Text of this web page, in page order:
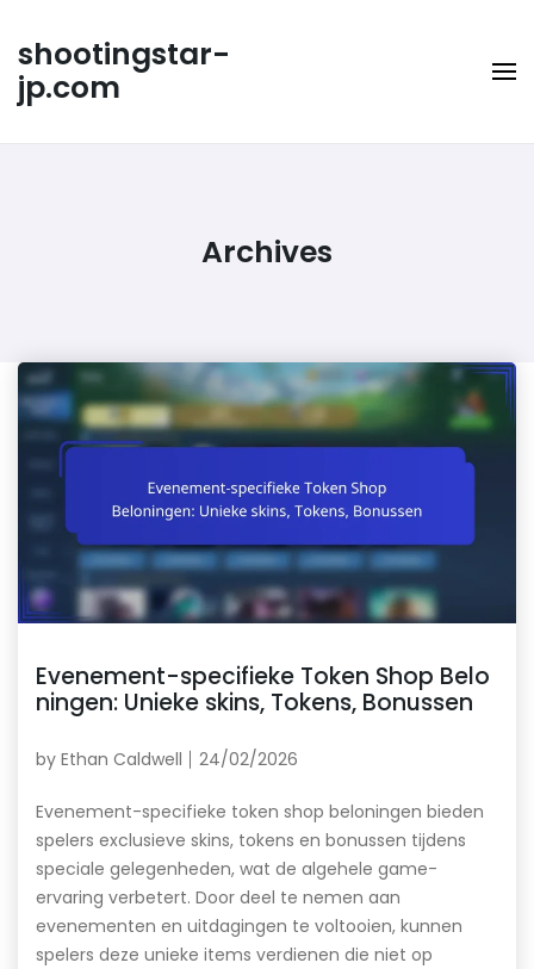
content
shootingstar-
jp.com
Archives
Evenement-specifieke Token Shop Belo
ningen: Unieke skins, Tokens, Bonussen
by Ethan Caldwell 24/02/2026
Evenement-specifieke token shop beloningen bieden
spelers exclusieve skins, tokens en bonussen tijdens
speciale gelegenheden, wat de algehele game-
ervaring verbetert. Door deel te nemen aan
evenementen en uitdagingen te voltooien, kunnen
spelers deze unieke items verdienen die niet op